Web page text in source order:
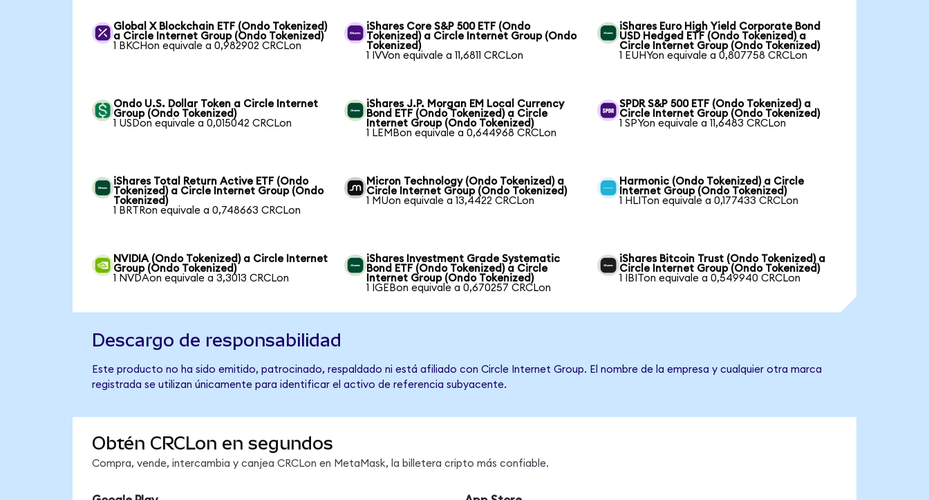
Global X Blockchain ETF (Ondo Tokenized)
a Circle Internet Group (Ondo Tokenized)
1 BKCHon equivale a 0,982902 CRCLon
iShares Core S&P 500 ETF (Ondo
Tokenized) a Circle Internet Group (Ondo
Tokenized)
1 IVVon equivale a 11,6811 CRCLon
iShares Euro High Yield Corporate Bond
USD Hedged ETF (Ondo Tokenized) a
Circle Internet Group (Ondo Tokenized)
1 EUHYon equivale a 0,807758 CRCLon
Ondo U.S. Dollar Token a Circle Internet
Group (Ondo Tokenized)
1 USDon equivale a 0,015042 CRCLon
iShares J.P. Morgan EM Local Currency
Bond ETF (Ondo Tokenized) a Circle
Internet Group (Ondo Tokenized)
1 LEMBon equivale a 0,644968 CRCLon
SPDR S&P 500 ETF (Ondo Tokenized) a
Circle Internet Group (Ondo Tokenized)
1 SPYon equivale a 11,6483 CRCLon
iShares Total Return Active ETF (Ondo
Tokenized) a Circle Internet Group (Ondo
Tokenized)
1 BRTRon equivale a 0,748663 CRCLon
Micron Technology (Ondo Tokenized) a
Circle Internet Group (Ondo Tokenized)
1 MUon equivale a 13,4422 CRCLon
Harmonic (Ondo Tokenized) a Circle
Internet Group (Ondo Tokenized)
1 HLITon equivale a 0,177433 CRCLon
NVIDIA (Ondo Tokenized) a Circle Internet
Group (Ondo Tokenized)
1 NVDAon equivale a 3,3013 CRCLon
iShares Investment Grade Systematic
Bond ETF (Ondo Tokenized) a Circle
Internet Group (Ondo Tokenized)
1 IGEBon equivale a 0,670257 CRCLon
iShares Bitcoin Trust (Ondo Tokenized) a
Circle Internet Group (Ondo Tokenized)
1 IBITon equivale a 0,549940 CRCLon
Descargo de responsabilidad
Este producto no ha sido emitido, patrocinado, respaldado ni está afiliado con Circle Internet Group. El nombre de la empresa y cualquier otra marca
registrada se utilizan únicamente para identificar el activo de referencia subyacente.
Obtén CRCLon en segundos
Compra, vende, intercambia y canjea CRCLon en MetaMask, la billetera cripto más confiable.